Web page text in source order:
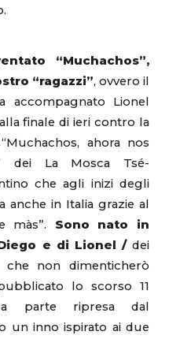
“Muchachos”,
“ragazzi”, ovvero il
accompagnato Lionel
finale di ieri contro la
ahora nos
dei La Mosca Tsé-
che agli inizi degli
anche in Italia grazie al
màs”. Sono nato in
e di Lionel /dei
che non dimenticherò
lo scorso 11
parte ripresa dal
un inno ispirato ai due